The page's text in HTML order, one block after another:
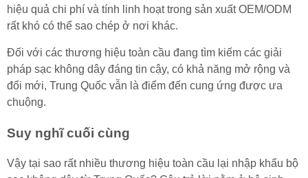
hiệu quả chi phí và tính linh hoạt trong sản xuất OEM/ODM
rất khó có thể sao chép ở nơi khác.
Đối với các thương hiệu toàn cầu đang tìm kiếm các giải
pháp sạc không dây đáng tin cậy, có khả năng mở rộng và
đổi mới, Trung Quốc vẫn là điểm đến cung ứng được ưa
chuộng.
Suy nghĩ cuối cùng
Vậy tại sao rất nhiều thương hiệu toàn cầu lại nhập khẩu bộ